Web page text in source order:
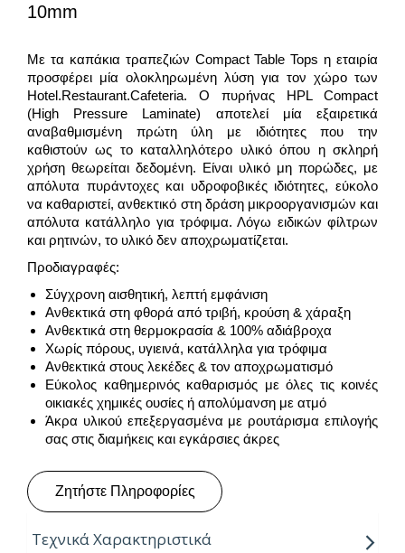
10mm
Με τα καπάκια τραπεζιών Compact Table Tops η εταιρία
προσφέρει μία ολοκληρωμένη λύση για τον χώρο των
Hotel.Restaurant.Cafeteria. Ο πυρήνας HPL Compact
(High Pressure Laminate) αποτελεί μία εξαιρετικά
αναβαθμισμένη πρώτη ύλη με ιδιότητες που την
καθιστούν ως το καταλληλότερο υλικό όπου η σκληρή
χρήση θεωρείται δεδομένη. Είναι υλικό μη πορώδες, με
απόλυτα πυράντοχες και υδροφοβικές ιδιότητες, εύκολο
να καθαριστεί, ανθεκτικό στη δράση μικροοργανισμών και
απόλυτα κατάλληλο για τρόφιμα. Λόγω ειδικών φίλτρων
και ρητινών, το υλικό δεν αποχρωματίζεται.
Προδιαγραφές:
Σύγχρονη αισθητική, λεπτή εμφάνιση
Aνθεκτικά στη φθορά από τριβή, κρούση & χάραξη
Ανθεκτικά στη θερμοκρασία & 100% αδιάβροχα
Χωρίς πόρους, υγιεινά, κατάλληλα για τρόφιμα
Ανθεκτικά στους λεκέδες & τον αποχρωματισμό
Εύκολος καθημερινός καθαρισμός με όλες τις κοινές
οικιακές χημικές ουσίες ή απολύμανση με ατμό
Άκρα υλικού επεξεργασμένα με ρουτάρισμα επιλογής
σας στις διαμήκεις και εγκάρσιες άκρες
Ζητήστε Πληροφορίες
Τεχνικά Χαρακτηριστικά